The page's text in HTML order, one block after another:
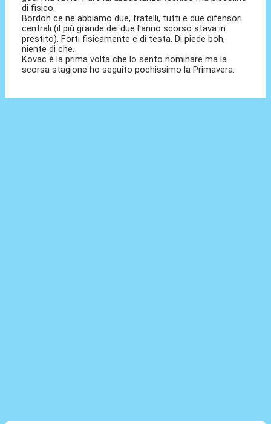
di fisico.
Bordon ce ne abbiamo due, fratelli, tutti e due difensori
centrali (il più grande dei due l'anno scorso stava in
prestito). Forti fisicamente e di testa. Di piede boh,
niente di che.
Kovac è la prima volta che lo sento nominare ma la
scorsa stagione ho seguito pochissimo la Primavera.